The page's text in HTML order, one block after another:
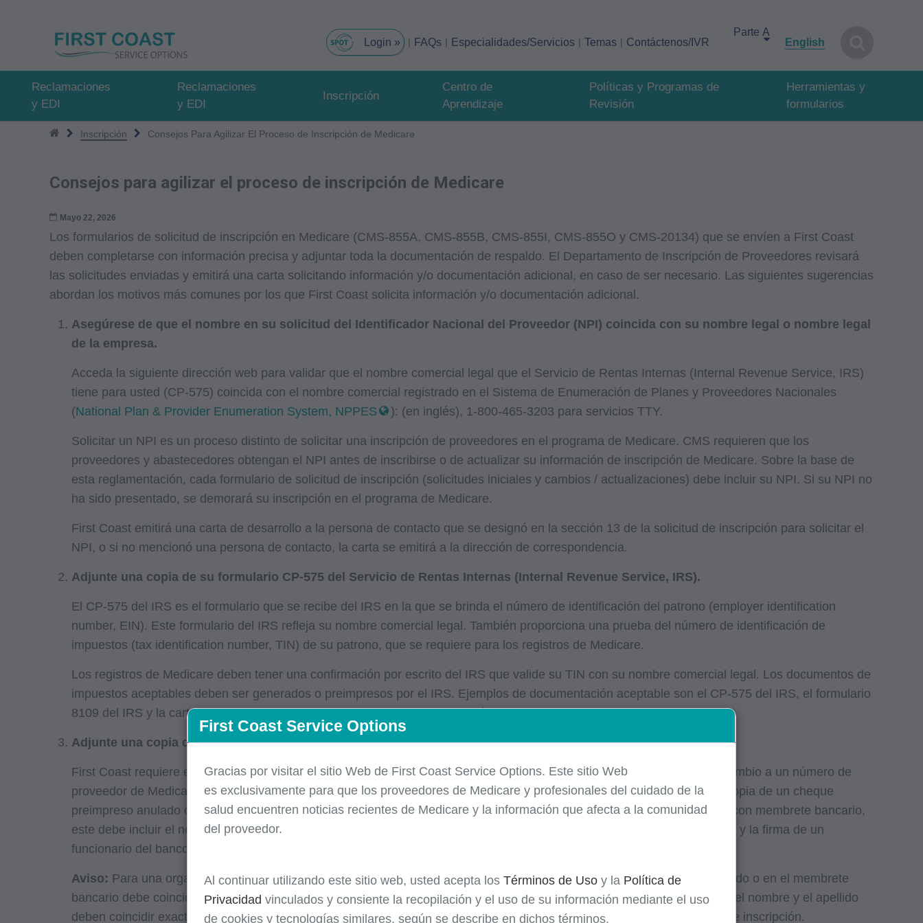
FAQs Especialidades/Servicios Temas Contáctenos/IVR
English
Reclamaciones
y EDI
Reclamaciones
y EDI
Inscripción
Centro de
Aprendizaje
Políticas y Programas de
Revisión
Herramientas y
formularios
Inscripción Consejos Para Agilizar El Proceso de Inscripción de Medicare
Consejos para agilizar el proceso de inscripción de Medicare
Mayo 22, 2026
Los formularios de solicitud de inscripción en Medicare (CMS-855A, CMS-855B, CMS-855I, CMS-855O y CMS-20134) que se envíen a First Coast
deben completarse con información precisa y adjuntar toda la documentación de respaldo. El Departamento de Inscripción de Proveedores revisará
las solicitudes enviadas y emitirá una carta solicitando información y/o documentación adicional, en caso de ser necesario. Las siguientes sugerencias
abordan los motivos más comunes por los que First Coast solicita información y/o documentación adicional.
Asegúrese de que el nombre en su solicitud del Identificador Nacional del Proveedor (NPI) coincida con su nombre legal o nombre legal
de la empresa.
Acceda la siguiente dirección web para validar que el nombre comercial legal que el Servicio de Rentas Internas (Internal Revenue Service, IRS)
tiene para usted (CP-575) coincida con el nombre comercial registrado en el Sistema de Enumeración de Planes y Proveedores Nacionales
(National Plan & Provider Enumeration System, NPPES ): (en inglés), 1-800-465-3203 para servicios TTY.
Solicitar un NPI es un proceso distinto de solicitar una inscripción de proveedores en el programa de Medicare. CMS requieren que los
proveedores y abastecedores obtengan el NPI antes de inscribirse o de actualizar su información de inscripción de Medicare. Sobre la base de
esta reglamentación, cada formulario de solicitud de inscripción (solicitudes iniciales y cambios / actualizaciones) debe incluir su NPI. Si su NPI no
ha sido presentado, se demorará su inscripción en el programa de Medicare.
First Coast emitirá una carta de desarrollo a la persona de contacto que se designó en la sección 13 de la solicitud de inscripción para solicitar el
NPI, o si no mencionó una persona de contacto, la carta se emitirá a la dirección de correspondencia.
Adjunte una copia de su formulario CP-575 del Servicio de Rentas Internas (Internal Revenue Service, IRS).
El CP-575 del IRS es el formulario que se recibe del IRS en la que se brinda el número de identificación del patrono (employer identification
number, EIN). Este formulario del IRS refleja su nombre comercial legal. También proporciona una prueba del número de identificación de
impuestos (tax identification number, TIN) de su patrono, que se requiere para los registros de Medicare.
Los registros de Medicare deben tener una confirmación por escrito del IRS que valide su TIN con su nombre comercial legal. Los documentos de
impuestos aceptables deben ser generados o preimpresos por el IRS. Ejemplos de documentación aceptable son el CP-575 del IRS, el formulario
8109 del IRS y la carta sustituta 147C del IRS. Un W-9 no es documentación aceptable.
Adjunte una copia de su Acuerdo de Autorización de transferencia electrónica de fondos (EFT) (CMS-588).
First Coast requiere este formulario si usted está presentando una solicitud inicial de inscripción como proveedor, o un cambio a un número de
proveedor de Medicare existente que no haya sido configurado previamente para la EFT. Recuerde incluir también una copia de un cheque
preimpreso anulado o una confirmación de la cuenta en papel con membrete bancario. Si opta por enviar un documento con membrete bancario,
este debe incluir el nombre del titular de la cuenta, el número de ruta, el número de cuenta, el tipo de cuenta, y el nombre y la firma de un
funcionario del banco.
Aviso: Para una organización o un proveedor de la Parte A, el nombre legal de la empresa que figura en el cheque anulado o en el membrete
bancario debe coincidir exactamente con el que se ha reportado al IRS y al expediente de inscripción. Para un individuo, el nombre y el apellido
deben coincidir exactamente con los que se han reportado a la Administración del Seguro Social (SSA) y al expediente de inscripción.
First Coast Service Options
Gracias por visitar el sitio Web de First Coast Service Options. Este sitio Web
es exclusivamente para que los proveedores de Medicare y profesionales del cuidado de la
salud encuentren noticias recientes de Medicare y la información que afecta a la comunidad
del proveedor.
Al continuar utilizando este sitio web, usted acepta los Términos de Uso y la Política de
Privacidad vinculados y consiente la recopilación y el uso de su información mediante el uso
de cookies y tecnologías similares, según se describe en dichos términos.